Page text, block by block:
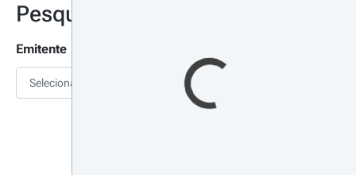
Pesquisa
Emitente
Selecionar